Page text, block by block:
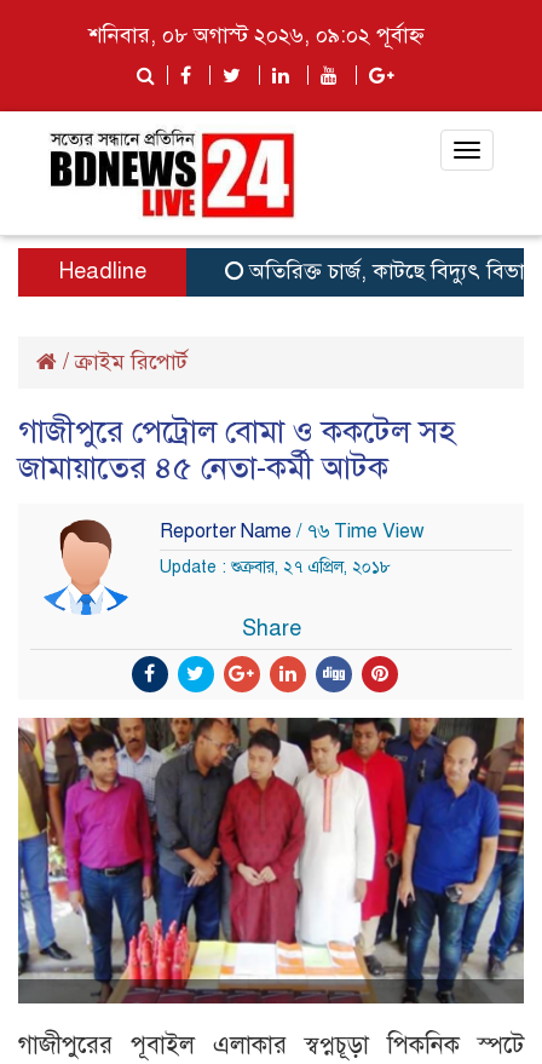
শনিবার, ০৮ অগাস্ট ২০২৬, ০৯:০২ পূর্বাহ্ন
Toggle
Headline অতিরিক্ত চার্জ, কাটছে বিদ্যুৎ বিভাগ
/ক্রাইম রিপোর্ট
গাজীপুরে পেট্রোল বোমা ও ককটেল সহ
জামায়াতের ৪৫ নেতা-কর্মী আটক
Reporter Name / ৭৬ Time View
Update : শুক্রবার, ২৭ এপ্রিল, ২০১৮
Share
গাজীপুরের পূবাইল এলাকার স্বপ্নচূড়া পিকনিক স্পটে